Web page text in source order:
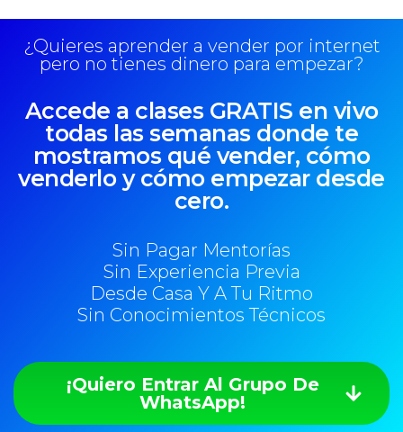
¿Quieres aprender a vender por internet
pero no tienes dinero para empezar?
Accede a clases GRATIS en vivo
todas las semanas donde te
mostramos qué vender, cómo
venderlo y cómo empezar desde
cero.
Sin Pagar Mentorías
Sin Experiencia Previa
Desde Casa Y A Tu Ritmo
Sin Conocimientos Técnicos
¡Quiero Entrar Al Grupo De
WhatsApp!